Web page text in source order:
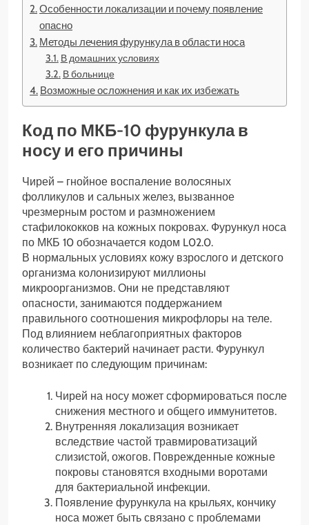
Особенности локализации и почему появление
опасно
Методы лечения фурункула в области носа
В домашних условиях
В больнице
Возможные осложнения и как их избежать
Код по МКБ-10 фурункула в
носу и его причины
Чирей – гнойное воспаление волосяных
фолликулов и сальных желез, вызванное
чрезмерным ростом и размножением
стафилококков на кожных покровах. Фурункул носа
по МКБ 10 обозначается кодом L02.0.
В нормальных условиях кожу взрослого и детского
организма колонизируют миллионы
микроорганизмов. Они не представляют
опасности, занимаются поддержанием
правильного соотношения микрофлоры на теле.
Под влиянием неблагоприятных факторов
количество бактерий начинает расти. Фурункул
возникает по следующим причинам:
Чирей на носу может сформироваться после
снижения местного и общего иммунитетов.
Внутренняя локализация возникает
вследствие частой травмироватизаций
слизистой, ожогов. Поврежденные кожные
покровы становятся входными воротами
для бактериальной инфекции.
Появление фурункула на крыльях, кончику
носа может быть связано с проблемами